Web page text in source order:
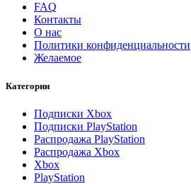
FAQ
Контакты
О нас
Политики конфиденциальности
Желаемое
Категории
Подписки Xbox
Подписки PlayStation
Распродажа PlayStation
Распродажа Xbox
Xbox
PlayStation